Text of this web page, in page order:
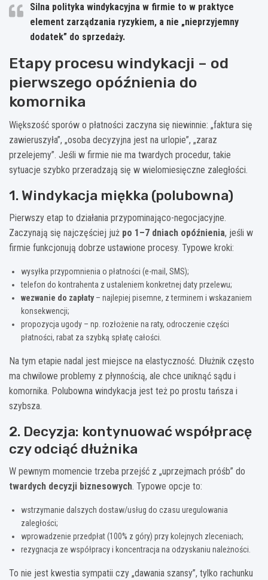
Silna polityka windykacyjna w firmie to w praktyce
element zarządzania ryzykiem, a nie „nieprzyjemny
dodatek” do sprzedaży.
Etapy procesu windykacji – od
pierwszego opóźnienia do
komornika
Większość sporów o płatności zaczyna się niewinnie: „faktura się
zawieruszyła”, „osoba decyzyjna jest na urlopie”, „zaraz
przelejemy”. Jeśli w firmie nie ma twardych procedur, takie
sytuacje szybko przeradzają się w wielomiesięczne zaległości.
1. Windykacja miękka (polubowna)
Pierwszy etap to działania przypominająco-negocjacyjne.
Zaczynają się najczęściej już po 1–7 dniach opóźnienia, jeśli w
firmie funkcjonują dobrze ustawione procesy. Typowe kroki:
wysyłka przypomnienia o płatności (e-mail, SMS);
telefon do kontrahenta z ustaleniem konkretnej daty przelewu;
wezwanie do zapłaty– najlepiej pisemne, z terminem i wskazaniem
konsekwencji;
propozycja ugody – np. rozłożenie na raty, odroczenie części
płatności, rabat za szybką spłatę całości.
Na tym etapie nadal jest miejsce na elastyczność. Dłużnik często
ma chwilowe problemy z płynnością, ale chce uniknąć sądu i
komornika. Polubowna windykacja jest też po prostu tańsza i
szybsza.
2. Decyzja: kontynuować współpracę
czy odciąć dłużnika
W pewnym momencie trzeba przejść z „uprzejmach próśb” do
twardych decyzji biznesowych. Typowe opcje to:
wstrzymanie dalszych dostaw/usług do czasu uregulowania
zaległości;
wprowadzenie przedpłat (100% z góry) przy kolejnych zleceniach;
rezygnacja ze współpracy i koncentracja na odzyskaniu należności.
To nie jest kwestia sympatii czy „dawania szansy”, tylko rachunku